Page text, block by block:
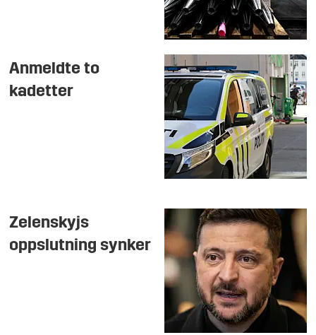
Anmeldte to
kadetter
Zelenskyjs
oppslutning synker